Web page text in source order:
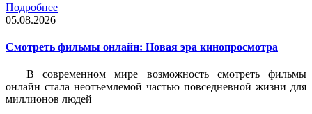
Подробнее
05.08.2026
Смотреть фильмы онлайн: Новая эра кинопросмотра
В современном мире возможность смотреть фильмы
онлайн стала неотъемлемой частью повседневной жизни для
миллионов людей